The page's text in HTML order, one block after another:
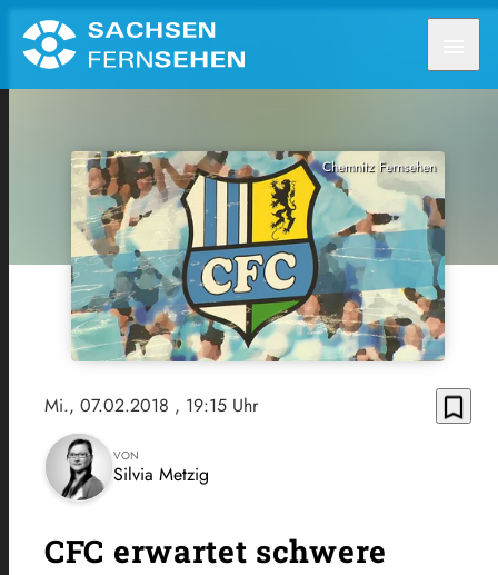
Chemnitz Fernsehen
Mi., 07.02.2018 , 19:15 Uhr bookmark_border
VON
Silvia Metzig
CFC erwartet schwere